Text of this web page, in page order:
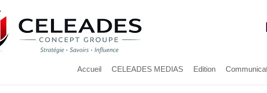
Accueil CELEADES MEDIAS Edition